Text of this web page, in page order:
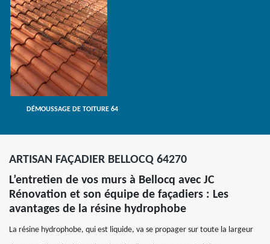
DÉMOUSSAGE DE TOITURE 64
ARTISAN FAÇADIER BELLOCQ 64270
L’entretien de vos murs à Bellocq avec JC
Rénovation et son équipe de façadiers : Les
avantages de la résine hydrophobe
La résine hydrophobe, qui est liquide, va se propager sur toute la largeur